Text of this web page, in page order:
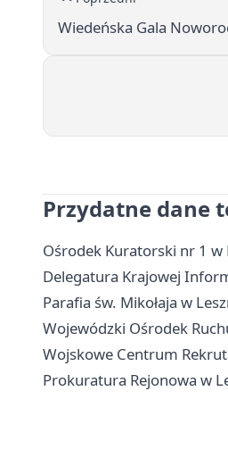
Wiedeńska Gala
Przydatne dane
Ośrodek Kuratorski nr 1 w
Delegatura Krajowej
Parafia św. Mikołaja w
Wojewódzki Ośrodek
Wojskowe Centrum
Prokuratura Rejonowa w